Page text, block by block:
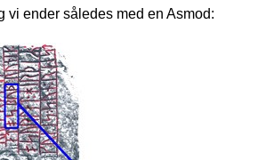
vi ender således med en Asmod: